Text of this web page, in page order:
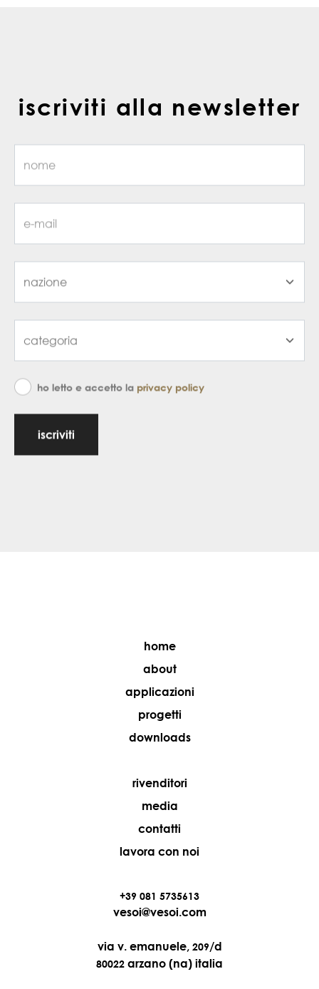
iscriviti alla newsletter
ho letto e accetto la privacy policy
iscriviti
home
about
applicazioni
progetti
downloads
rivenditori
media
contatti
lavora con noi
+39 081 5735613
vesoi@vesoi.com
via v. emanuele, 209/d
80022 arzano (na) italia